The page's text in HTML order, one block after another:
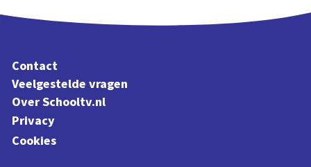
Contact
Veelgestelde vragen
Over Schooltv.nl
Privacy
Cookies